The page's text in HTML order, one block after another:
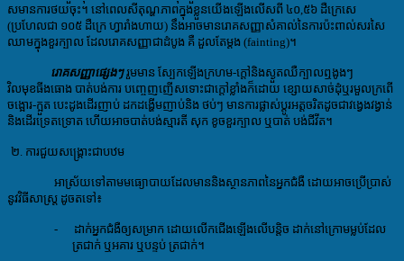
សមានការថយចុះ។ នៅពេលសីតុណ្ហភាពក្នុងខ្លួនយើងឡើងលើសពី ៤០,៥៦ ដឺក្រេសេ
(ប្រហែលជា ១០៥ ដឺក្រេ ហ្វារាំងហាយ) នឹងអាចមានរោគសញ្ញាសំគាល់នៃការប៉ះពាល់សរសៃ
ឈាមក្នុងខួរក្បាល ដែលរោគសញ្ញាជាដំបូង គឺ ដួលតែម្តង (fainting)។
រោគសញ្ញាផ្សេងៗរួមមាន ស្បែកឡើងក្រហម-ក្តៅនិងស្ងួតឈឺក្បាលឮងូងៗ
វិលមុខធីងធោង បាត់បង់ការ បញ្ចេញញើសទោះជាក្តៅខ្លាំងក៏ដោយ ខ្សោយសាច់ដុំឬរមួលក្រពើ
ចង្អោរ-ក្អួត បេះដូងដើរញាប់ ដកដង្ហើមញាប់និង ថប់ៗ មានការផ្លាស់ប្តូរអត្តចរិតដូចជាវង្វេងវង្វាន់
និងដើរទ្រេតទ្រោត ហើយអាចបាត់បង់ស្មារតី សុក ខូចខួរក្បាល ឬបាត់ បង់ជីវីត។
២. ការជួយសង្គ្រោះជាបឋម
អាស្រ័យទៅតាមមធ្យោបាយដែលមាននិងស្ថានភាពនៃអ្នកជំងឺ ដោយអាចប្រើប្រាស់
នូវវិធីសាស្ត្រ ដូចតទៅ៖
-
ដាក់អ្នកជំងឺឲ្យសម្រាក ដោយលើកជើងឡើងលើបន្តិច ដាក់នៅក្រោមម្លប់ដែល
ត្រជាក់ ឬអគារ ឬបន្ទប់ ត្រជាក់។